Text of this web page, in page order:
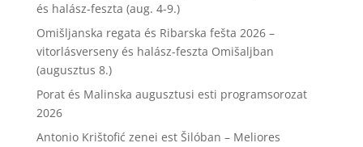
és halász-feszta (aug. 4-9.)
Omišljanska regata és Ribarska fešta 2026 –
vitorlásverseny és halász-feszta Omišaljban
(augusztus 8.)
Porat és Malinska augusztusi esti programsorozat
2026
Antonio Krištofić zenei est Šilóban – Meliores